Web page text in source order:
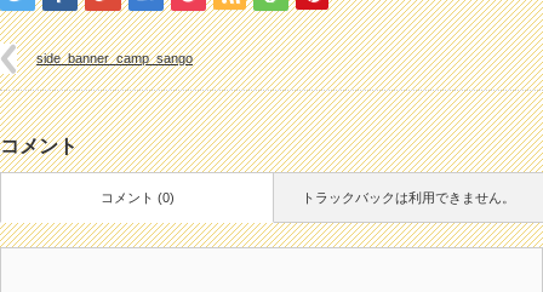
side_banner_camp_sango
コメント
トラックバックは利用できません。
コメント (0)